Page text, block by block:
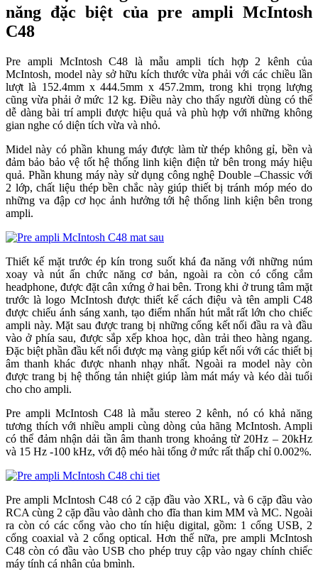
năng đặc biệt của pre ampli McIntosh
C48
Pre ampli McIntosh C48 là mẫu ampli tích hợp 2 kênh của
McIntosh, model này sở hữu kích thước vừa phải với các chiều lần
lượt là 152.4mm x 444.5mm x 457.2mm, trong khi trọng lượng
cũng vừa phải ở mức 12 kg. Điều này cho thấy người dùng có thể
dễ dàng bài trí ampli được hiệu quả và phù hợp với những không
gian nghe có diện tích vừa và nhỏ.
Midel này có phần khung máy được làm từ thép không gỉ, bền và
đảm bảo bảo vệ tốt hệ thống linh kiện điện tử bên trong máy hiệu
quả. Phần khung máy này sử dụng công nghệ Double –Chassic với
2 lớp, chất liệu thép bền chắc này giúp thiết bị tránh móp méo do
những va đập cơ học ảnh hưởng tới hệ thống linh kiện bên trong
ampli.
Thiết kế mặt trước ép kín trong suốt khá đa năng với những núm
xoay và nút ấn chức năng cơ bản, ngoài ra còn có cổng cắm
headphone, được đặt cân xứng ở hai bên. Trong khi ở trung tâm mặt
trước là logo McIntosh được thiết kế cách điệu và tên ampli C48
được chiếu ánh sáng xanh, tạo điểm nhấn hút mắt rất lớn cho chiếc
ampli này. Mặt sau được trang bị những cổng kết nối đầu ra và đầu
vào ở phía sau, được sắp xếp khoa học, dàn trải theo hàng ngang.
Đặc biệt phần đầu kết nối được mạ vàng giúp kết nối với các thiết bị
âm thanh khác được nhanh nhạy nhất. Ngoài ra model này còn
được trang bị hệ thống tản nhiệt giúp làm mát máy và kéo dài tuổi
cho cho ampli.
Pre ampli McIntosh C48 là mẫu stereo 2 kênh, nó có khả năng
tương thích với nhiều ampli cùng dòng của hãng McIntosh. Ampli
có thể đảm nhận dải tần âm thanh trong khoảng từ 20Hz – 20kHz
và 15 Hz -100 kHz, với độ méo hài tổng ở mức rất thấp chỉ 0.002%.
Pre ampli McIntosh C48 có 2 cặp đầu vào XRL, và 6 cặp đầu vào
RCA cùng 2 cặp đầu vào dành cho đĩa than kim MM và MC. Ngoài
ra còn có các cổng vào cho tín hiệu digital, gồm: 1 cổng USB, 2
cổng coaxial và 2 cổng optical. Hơn thế nữa, pre ampli McIntosh
C48 còn có đầu vào USB cho phép truy cập vào ngay chính chiếc
máy tính cá nhân của bmình.